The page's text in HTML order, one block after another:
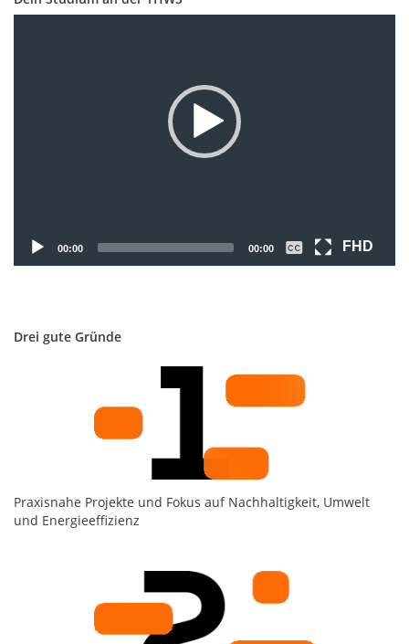
00:00 00:00 FHD
Drei gute Gründe
Praxisnahe Projekte und Fokus auf Nachhaltigkeit, Umwelt
und Energieeffizienz